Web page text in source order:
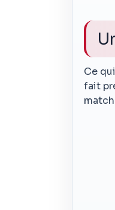
Ce
fait